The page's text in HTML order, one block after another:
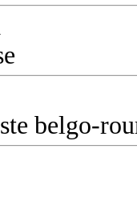
belgo-